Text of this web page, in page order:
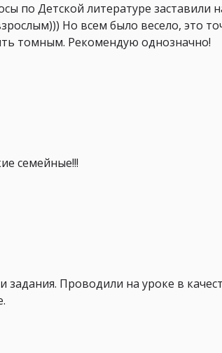
по Детской литературе заставили
Но всем было весело, это
томным. Рекомендую однозначно!
семейные!!!
Проводили на уроке в